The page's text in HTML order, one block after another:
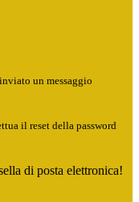
un messaggio
il reset della password
di posta elettronica!